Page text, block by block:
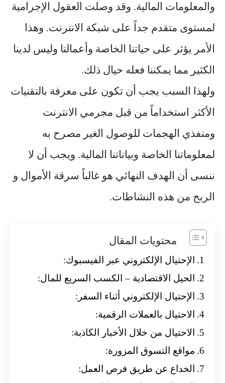
والمعلومات المالية. وقد وصلت العقول الإجرامية
لمستوى متقدم جداً على شبكة الانترنت. وهذا
الأمر يؤثر على حياتنا الخاصة وأعمالنا وليس لدينا
الكثير مما يمكننا فعله حيال ذلك.
ولهذا السبب يجب أن تكون على معرفة بالتقنيات
الأكثر استخداماً من قبل مجرمي الانترنت
ومنفذي الهجمات للوصول الغير مصرح به
لمعلوماتنا الخاصة وبياناتنا المالية. ويجب أن لا
ننسى أن الهدف النهائي هو غالباً سرقة الأموال و
الربح من هذه النشاطات.
محتويات المقال
الإحتيال الإلكتروني عبر الفيسبوك:
الحيل الاقتصادية – الكسب السريع للمال:
الإحتيال الإلكتروني أثناء السفر:
الاحتيال بالعملات الرقمية:
الاحتيال من خلال الأخبار الكاذبة:
مواقع التسوق المزورة:
الخداع عن طريق فرص العمل: